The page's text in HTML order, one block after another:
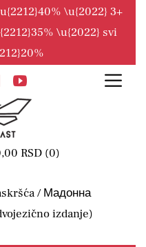
\u{2022} 3+
\u{2022} svi
RSD (0)
/ Мадонна
izdanje)